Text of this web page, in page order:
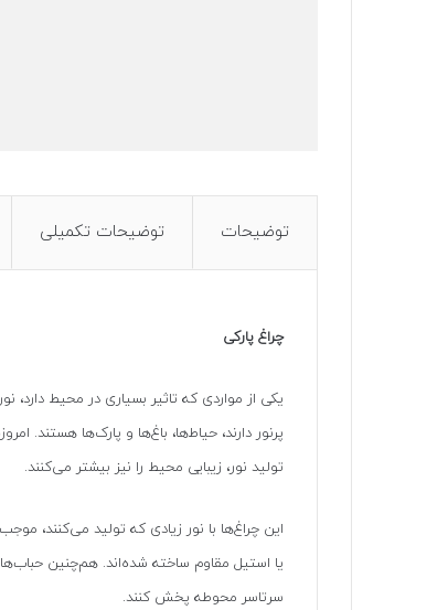
توضیحات توضیحات تکمیلی
چراغ پارکی
یکی از مواردی که تاثیر بسیاری در محیط
پرنور دارند، حیاط‌ها، باغ‌ها و پارک‌ها هستند.
تولید نور، زیبایی محیط را نیز بیشتر می‌کنند.
این چراغ‌ها با نور زیادی که تولید می‌کنند،
یا استیل مقاوم ساخته‌ شده‌اند. هم‌چنین
سرتاسر محوطه پخش کنند.